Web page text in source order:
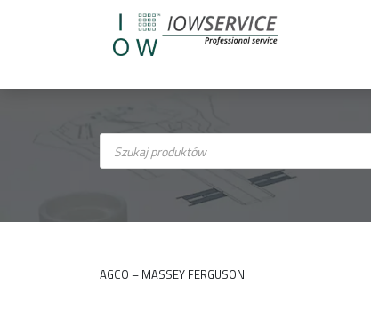
Wyszukiwarka
produktów
AGCO – MASSEY FERGUSON